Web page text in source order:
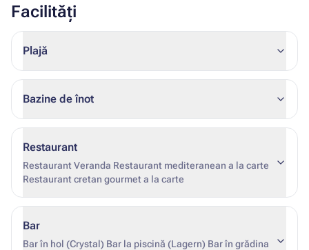
Facilități
Plajă
Bazine de înot
Restaurant
Restaurant Veranda Restaurant mediteranean a la carte
Restaurant cretan gourmet a la carte
Bar
Bar în hol (Crystal) Bar la piscină (Lagern) Bar în grădina